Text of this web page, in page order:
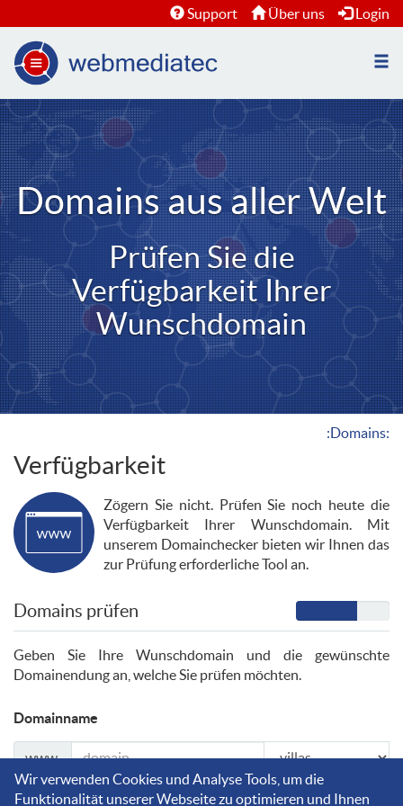
Support Über uns Login
Domains aus aller Welt
Prüfen Sie die
Verfügbarkeit Ihrer
Wunschdomain
:Domains:
Verfügbarkeit
Zögern Sie nicht. Prüfen Sie noch heute die
Verfügbarkeit Ihrer Wunschdomain. Mit
unserem Domainchecker bieten wir Ihnen das
zur Prüfung erforderliche Tool an.
Domains prüfen
Geben Sie Ihre Wunschdomain und die gewünschte
Domainendung an, welche Sie prüfen möchten.
Domainname
www.
Wir verwenden Cookies und Analyse Tools, um die
Funktionalität unserer Webseite zu optimieren und Ihnen